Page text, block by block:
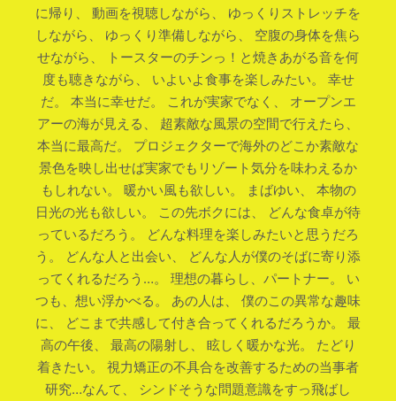
に帰り、 動画を視聴しながら、 ゆっくりストレッチを
しながら、 ゆっくり準備しながら、 空腹の身体を焦ら
せながら、 トースターのチンっ！と焼きあがる音を何
度も聴きながら、 いよいよ食事を楽しみたい。 幸せ
だ。 本当に幸せだ。 これが実家でなく、 オープンエ
アーの海が見える、 超素敵な風景の空間で行えたら、
本当に最高だ。 プロジェクターで海外のどこか素敵な
景色を映し出せば実家でもリゾート気分を味わえるか
もしれない。 暖かい風も欲しい。 まばゆい、 本物の
日光の光も欲しい。 この先ボクには、 どんな食卓が待
っているだろう。 どんな料理を楽しみたいと思うだろ
う。 どんな人と出会い、 どんな人が僕のそばに寄り添
ってくれるだろう…。 理想の暮らし、パートナー。 い
つも、想い浮かべる。 あの人は、 僕のこの異常な趣味
に、 どこまで共感して付き合ってくれるだろうか。 最
高の午後、 最高の陽射し、 眩しく暖かな光。 たどり
着きたい。 視力矯正の不具合を改善するための当事者
研究…なんて、 シンドそうな問題意識をすっ飛ばし